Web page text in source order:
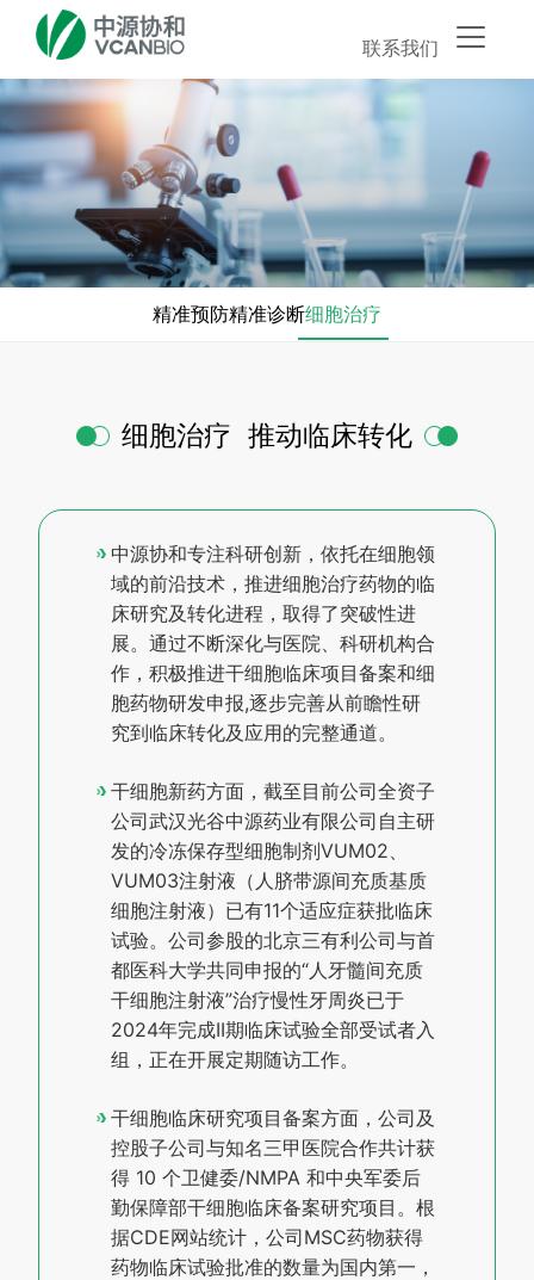
联系我们
精准预防精准诊断细胞治疗
细胞治疗 推动临床转化
中源协和专注科研创新，依托在细胞领
域的前沿技术，推进细胞治疗药物的临
床研究及转化进程，取得了突破性进
展。通过不断深化与医院、科研机构合
作，积极推进干细胞临床项目备案和细
胞药物研发申报,逐步完善从前瞻性研
究到临床转化及应用的完整通道。
干细胞新药方面，截至目前公司全资子
公司武汉光谷中源药业有限公司自主研
发的冷冻保存型细胞制剂VUM02、
VUM03注射液（人脐带源间充质基质
细胞注射液）已有11个适应症获批临床
试验。公司参股的北京三有利公司与首
都医科大学共同申报的“人牙髓间充质
干细胞注射液”治疗慢性牙周炎已于
2024年完成II期临床试验全部受试者入
组，正在开展定期随访工作。
干细胞临床研究项目备案方面，公司及
控股子公司与知名三甲医院合作共计获
得 10 个卫健委/NMPA 和中央军委后
勤保障部干细胞临床备案研究项目。根
据CDE网站统计，公司MSC药物获得
药物临床试验批准的数量为国内第一，